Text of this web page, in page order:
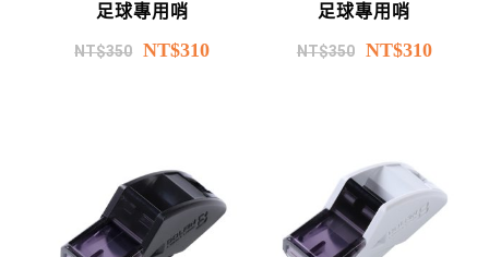
足球專用哨
NT$350 NT$310
足球專用哨
NT$350 NT$310